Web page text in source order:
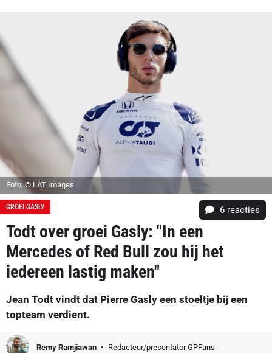
Foto: © LAT Images
GROEI GASLY 6 reacties
Todt over groei Gasly: "In een
Mercedes of Red Bull zou hij het
iedereen lastig maken"
Jean Todt vindt dat Pierre Gasly een stoeltje bij een
topteam verdient.
Remy Ramjiawan Redacteur/presentator GPFans